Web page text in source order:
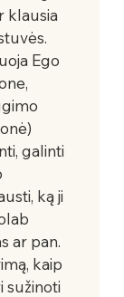
klausia
Ego
galinti
ką ji
ar pan.
kaip
sužinoti